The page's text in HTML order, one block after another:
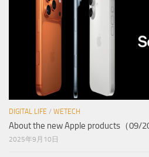
DIGITAL LIFE / WETECH
About the new Apple products（09/
2025年9月10日